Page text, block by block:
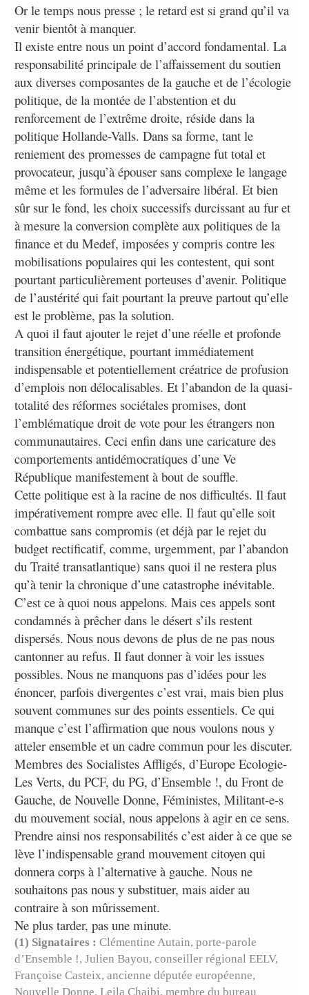
Or le temps nous presse ; le retard est si grand qu’il va
venir bientôt à manquer.
Il existe entre nous un point d’accord fondamental. La
responsabilité principale de l’affaissement du soutien
aux diverses composantes de la gauche et de l’écologie
politique, de la montée de l’abstention et du
renforcement de l’extrême droite, réside dans la
politique Hollande-Valls. Dans sa forme, tant le
reniement des promesses de campagne fut total et
provocateur, jusqu’à épouser sans complexe le langage
même et les formules de l’adversaire libéral. Et bien
sûr sur le fond, les choix successifs durcissant au fur et
à mesure la conversion complète aux politiques de la
finance et du Medef, imposées y compris contre les
mobilisations populaires qui les contestent, qui sont
pourtant particulièrement porteuses d’avenir. Politique
de l’austérité qui fait pourtant la preuve partout qu’elle
est le problème, pas la solution.
A quoi il faut ajouter le rejet d’une réelle et profonde
transition énergétique, pourtant immédiatement
indispensable et potentiellement créatrice de profusion
d’emplois non délocalisables. Et l’abandon de la quasi-
totalité des réformes sociétales promises, dont
l’emblématique droit de vote pour les étrangers non
communautaires. Ceci enfin dans une caricature des
comportements antidémocratiques d’une Ve
République manifestement à bout de souffle.
Cette politique est à la racine de nos difficultés. Il faut
impérativement rompre avec elle. Il faut qu’elle soit
combattue sans compromis (et déjà par le rejet du
budget rectificatif, comme, urgemment, par l’abandon
du Traité transatlantique) sans quoi il ne restera plus
qu’à tenir la chronique d’une catastrophe inévitable.
C’est ce à quoi nous appelons. Mais ces appels sont
condamnés à prêcher dans le désert s’ils restent
dispersés. Nous nous devons de plus de ne pas nous
cantonner au refus. Il faut donner à voir les issues
possibles. Nous ne manquons pas d’idées pour les
énoncer, parfois divergentes c’est vrai, mais bien plus
souvent communes sur des points essentiels. Ce qui
manque c’est l’affirmation que nous voulons nous y
atteler ensemble et un cadre commun pour les discuter.
Membres des Socialistes Affligés, d’Europe Ecologie-
Les Verts, du PCF, du PG, d’Ensemble !, du Front de
Gauche, de Nouvelle Donne, Féministes, Militant-e-s
du mouvement social, nous appelons à agir en ce sens.
Prendre ainsi nos responsabilités c’est aider à ce que se
lève l’indispensable grand mouvement citoyen qui
donnera corps à l’alternative à gauche. Nous ne
souhaitons pas nous y substituer, mais aider au
contraire à son mûrissement.
Ne plus tarder, pas une minute.
(1) Signataires : Clémentine Autain, porte-parole
d’Ensemble !, Julien Bayou, conseiller régional EELV,
Françoise Casteix, ancienne députée européenne,
Nouvelle Donne, Leila Chaibi, membre du bureau